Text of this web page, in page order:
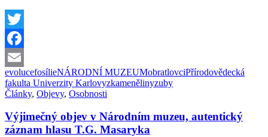
počátek
evoluce
zubů
Twitter
Facebook
Email
evolucefosílieNÁRODNÍ MUZEUMobratlovciPřírodovědecká
fakulta Univerzity Karlovyzkamenělinyzuby
Články, Objevy, Osobnosti
Výjimečný objev v Národním muzeu, autentický
záznam hlasu T.G. Masaryka